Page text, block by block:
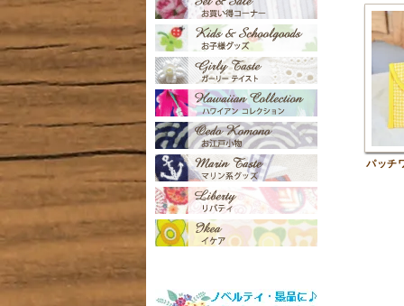
パッチ